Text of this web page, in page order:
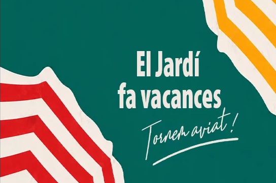
tres tristes plaques recorden l’estadi de Sarrià , i en
com el PP i Valents han instat a l’Ajuntament de Barcelona
acte central
de la commemoració
de Sarrià amb un acte als actuals jardins del Camp de
mesde febrer al recinte del Dipòsit del Rei Martí
es podrà
RCD Espanyol .
el president de la Fundació del RCD Espanyol, Antoni
dos clubs, l’
Espanyol i el Sants , que van jugar el
primer
l’any 1923
, s’enfrontaran en un amistósa través dels
, en una data encara per decidir.
Amb el seu acord, nosaltres fem servir galetes o
tecnologies similars per emmagatzemar, accedir i
processar dades personals com la seva visita a aquest lloc
web. Pot retirar el seu consentiment o oposar-se al
processament de dades basat en interessos legítims en
qualsevol moment fent clic a "Ajustos de cookies" o a la
nostra Política de privacitat en aquest lloc web. Si cliques
"acceptar" dones el teu consentiment
Més informació Acceptar Rebutjar tot
Quan l’usuari crea un compte al Diari el Jardí, dona el seu
consentiment explícit per rebre comunicacions
informatives relacionades amb el servei. Aquest
consentiment pot ser revocat en qualsevol moment
mitjançant l’enllaç de baixa present a tots els correus.